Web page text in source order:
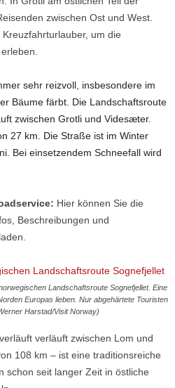
zwischen Ost und West.
um die
sehr reizvoll, insbesondere im
Bäume färbt. Die Landschaftsroute
zwischen Grotli und Videsæter.
27 km. Die Straße ist im Winter
Bei einsetzendem Schneefall wird
Hier können Sie die
Beschreibungen und
Landschaftsroute Sognefjellet. Eine
Europas lieben. Nur abgehärtete Touristen
Harstad/Visit Norway)
verläuft zwischen Lom und
108 km – ist eine traditionsreiche
schon seit langer Zeit in östliche